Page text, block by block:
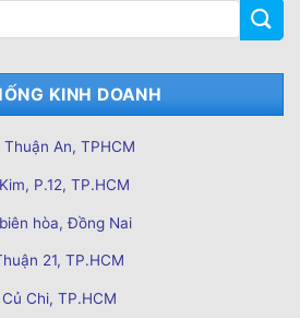
KINH DOANH
An, TPHCM
P.12, TP.HCM
hòa, Đồng Nai
21, TP.HCM
Chi, TP.HCM